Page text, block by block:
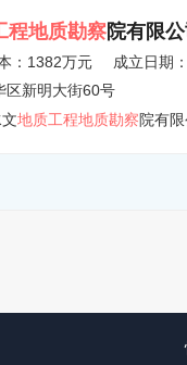
程地质勘察院有限公
：1382万元
成立日期
区新明大街60号
地质工程地质勘察院有限